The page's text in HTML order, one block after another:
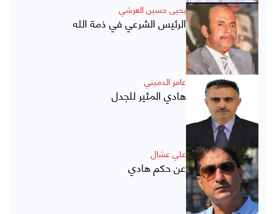
يحيى حسين العرشي
الرئيس الشرعي في ذمة الله
عامر الدميني
هادي المثير للجدل
علي عشال
عن حكم هادي